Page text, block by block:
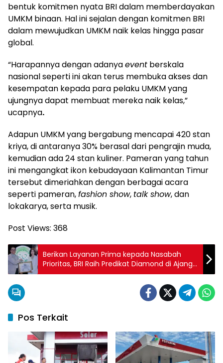
bentuk komitmen nyata BRI dalam memberdayakan
UMKM binaan. Hal ini sejalan dengan komitmen BRI
dalam mewujudkan UMKM naik kelas hingga pasar
global.
“Harapannya dengan adanyaevent berskala
nasional seperti ini akan terus membuka akses dan
kesempatan kepada para pelaku UMKM yang
ujungnya dapat membuat mereka naik kelas,”
ucapnya.
Adapun UMKM yang bergabung mencapai 420 stan
kriya, di antaranya 30% berasal dari pengrajin muda,
kemudian ada 24 stan kuliner. Pameran yang tahun
ini mengangkat ikon kebudayaan Kalimantan Timur
tersebut dimeriahkan dengan berbagai acara
seperti pameran,fashion show, talk show, dan
lokakarya, serta musik.
Post Views: 368
Berikan Layanan Prima kepada Nasabah
Prioritas, BRI Raih Predikat Diamond di Ajang
Service Quality Awards 2024
Pos Terkait